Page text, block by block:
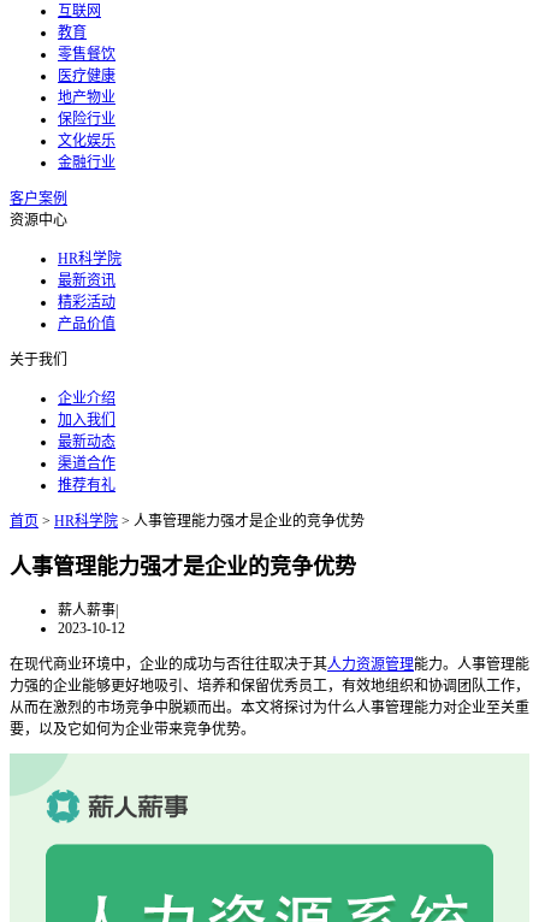
互联网
教育
零售餐饮
医疗健康
地产物业
保险行业
文化娱乐
金融行业
客户案例
资源中心
HR科学院
最新资讯
精彩活动
产品价值
关于我们
企业介绍
加入我们
最新动态
渠道合作
推荐有礼
首页 > HR科学院 > 人事管理能力强才是企业的竞争优势
人事管理能力强才是企业的竞争优势
薪人薪事|
2023-10-12
在现代商业环境中，企业的成功与否往往取决于其人力资源管理能力。人事管理能
力强的企业能够更好地吸引、培养和保留优秀员工，有效地组织和协调团队工作，
从而在激烈的市场竞争中脱颖而出。本文将探讨为什么人事管理能力对企业至关重
要，以及它如何为企业带来竞争优势。